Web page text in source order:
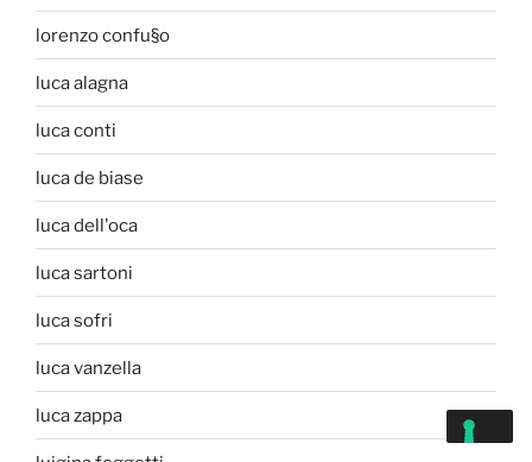
lorenzo confu§o
luca alagna
luca conti
luca de biase
luca dell'oca
luca sartoni
luca sofri
luca vanzella
luca zappa